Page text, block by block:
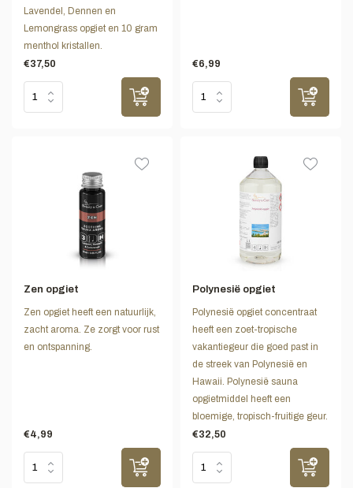
Lavendel, Dennen en
Lemongrass opgiet en 10 gram
menthol kristallen.
€37,50
€6,99
Zen opgiet
Zen opgiet heeft een natuurlijk,
zacht aroma. Ze zorgt voor rust
en ontspanning.
€4,99
Polynesië opgiet
Polynesië opgiet concentraat
heeft een zoet-tropische
vakantiegeur die goed past in
de streek van Polynesië en
Hawaii. Polynesië sauna
opgietmiddel heeft een
bloemige, tropisch-fruitige geur.
€32,50